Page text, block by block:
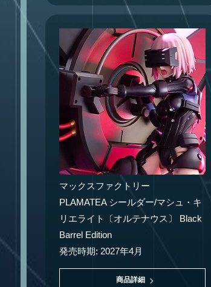
マックスファクトリー
PLAMATEA シールダー/マシュ・キ
リエライト〔オルテナウス〕 Black
Barrel Edition
発売時期: 2027年4月
商品詳細